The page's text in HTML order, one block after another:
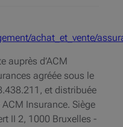
achat_et_vente/
auprès d’ACM
agréée sous le
et distribuée
Insurance. Siège
II 2, 1000 Bruxelles -